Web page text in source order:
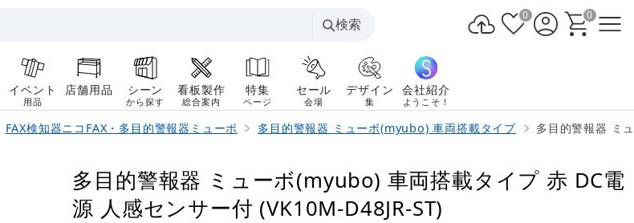
検索
0 0
イベント
用品
店舗用品 シーン
から探す
看板製作
総合案内
特集
ページ
セール
会場
デザイン
集
会社紹介
ようこそ！
FAX検知器ニコFAX・多目的警報器ミューボ 多目的警報器 ミューボ(myubo) 車両搭載タイプ 多目的警報器 ミ
多目的警報器 ミューボ(myubo) 車両搭載タイプ 赤 DC電
源 人感センサー付 (VK10M-D48JR-ST)